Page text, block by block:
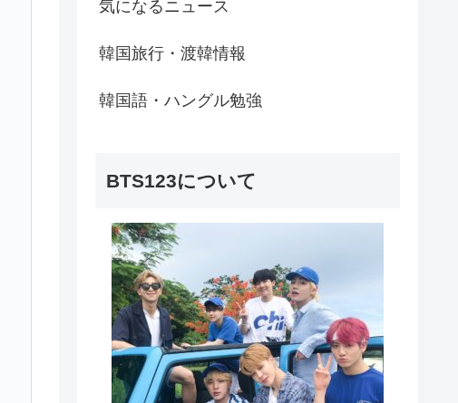
気になるニュース
韓国旅行・渡韓情報
韓国語・ハングル勉強
BTS123について